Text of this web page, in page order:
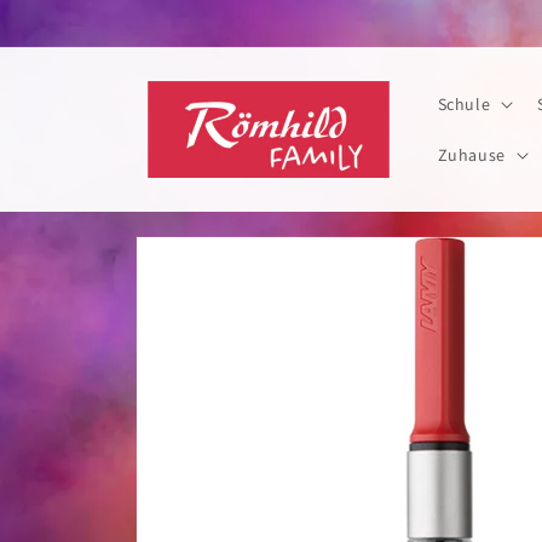
Inhalt
Schule
Zuhause
Zu